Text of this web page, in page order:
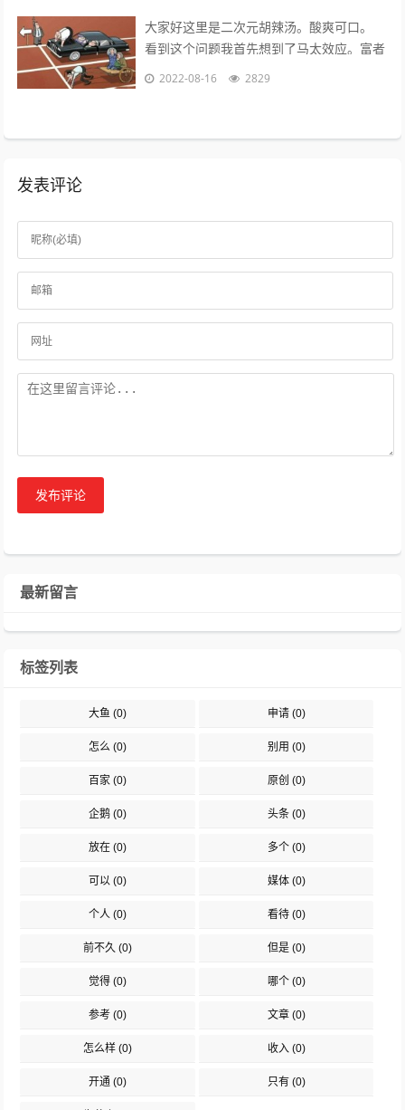
大家好这里是二次元胡辣汤。酸爽可口。
看到这个问题我首先想到了马太效应。富者
更富，穷者更穷。这也是一个不争的事实。
2022-08-16 2829
发表评论
发布评论
最新留言
标签列表
大鱼 (0) 申请(0)
怎么 (0) 别用 (0)
百家 (0) 原创 (0)
企鹅 (0) 头条(0)
放在 (0) 多个(0)
可以 (0) 媒体(0)
个人 (0) 看待(0)
前不久 (0) 但是(0)
觉得 (0) 哪个(0)
参考 (0) 文章(0)
怎么样 (0) 收入(0)
开通 (0) 只有(0)